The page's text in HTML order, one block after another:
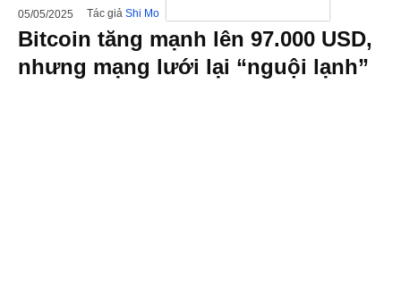
05/05/2025 Tác giả Shi Mo
Bitcoin tăng mạnh lên 97.000 USD,
nhưng mạng lưới lại “nguội lạnh”